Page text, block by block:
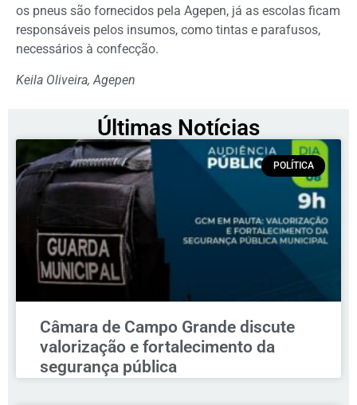
os pneus são fornecidos pela Agepen, já as escolas ficam
responsáveis pelos insumos, como tintas e parafusos,
necessários à confecção.
Keila Oliveira, Agepen
Últimas Notícias
POLÍTICA
Câmara de Campo Grande discute
valorização e fortalecimento da
segurança pública